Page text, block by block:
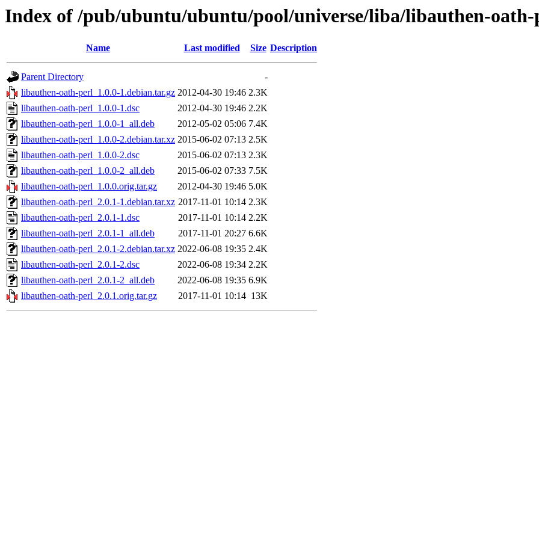
Index of /pub/ubuntu/ubuntu/pool/universe/liba/libauthen-
Name Last modified Size Description
Parent Directory
-
libauthen-oath-perl_1.0.0-1.debian.tar.gz 2012-04-30 19:46 2.3K
libauthen-oath-perl_1.0.0-1.dsc
2012-04-30 19:46 2.2K
libauthen-oath-perl_1.0.0-1_all.deb
2012-05-02 05:06 7.4K
libauthen-oath-perl_1.0.0-2.debian.tar.xz 2015-06-02 07:13 2.5K
libauthen-oath-perl_1.0.0-2.dsc
2015-06-02 07:13 2.3K
libauthen-oath-perl_1.0.0-2_all.deb
2015-06-02 07:33 7.5K
libauthen-oath-perl_1.0.0.orig.tar.gz
2012-04-30 19:46 5.0K
libauthen-oath-perl_2.0.1-1.debian.tar.xz 2017-11-01 10:14 2.3K
libauthen-oath-perl_2.0.1-1.dsc
2017-11-01 10:14 2.2K
libauthen-oath-perl_2.0.1-1_all.deb
2017-11-01 20:27 6.6K
libauthen-oath-perl_2.0.1-2.debian.tar.xz 2022-06-08 19:35 2.4K
libauthen-oath-perl_2.0.1-2.dsc
2022-06-08 19:34 2.2K
libauthen-oath-perl_2.0.1-2_all.deb
2022-06-08 19:35 6.9K
libauthen-oath-perl_2.0.1.orig.tar.gz
2017-11-01 10:14 13K